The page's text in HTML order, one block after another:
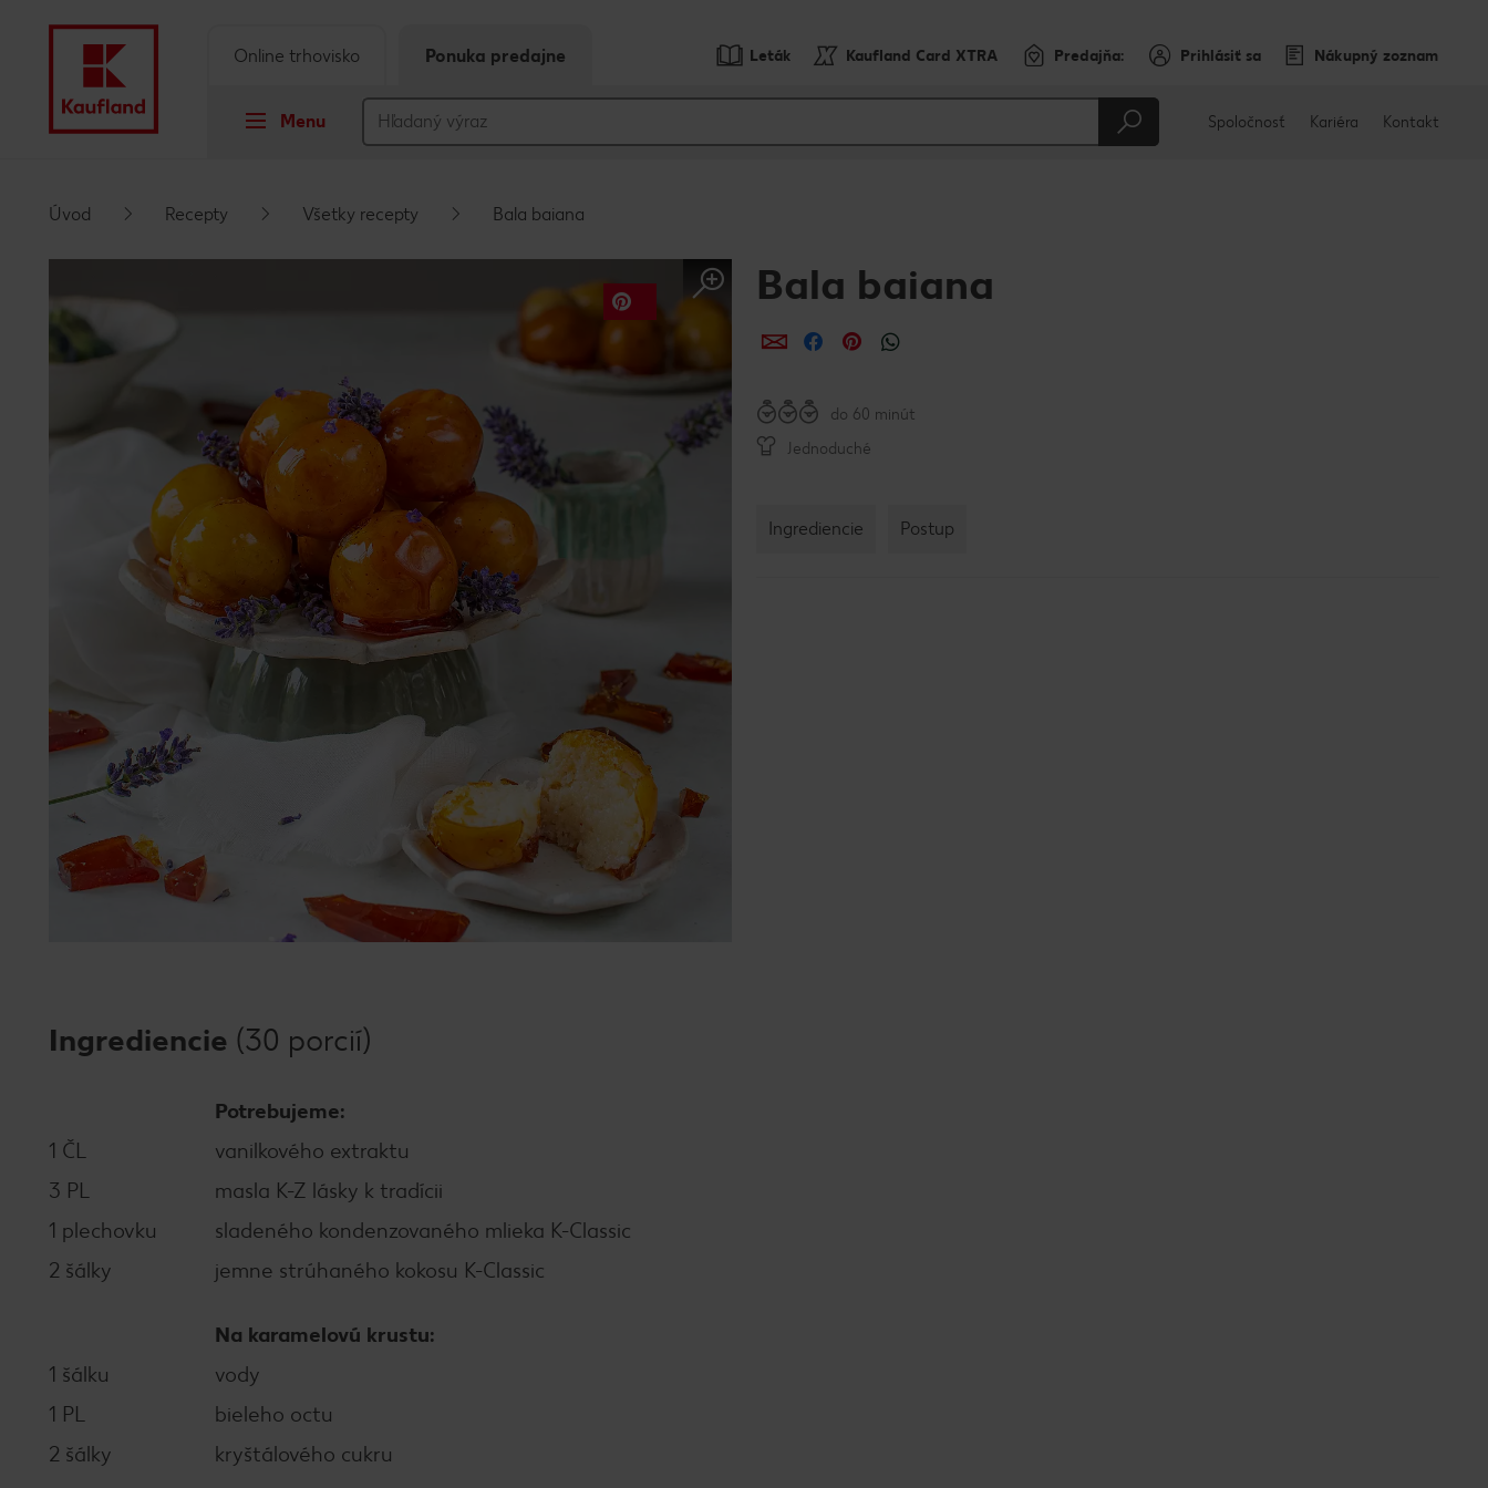
Päta
Vyskakovací bočný panel
Leták Kaufland Card XTRA Predajňa: Prihlásiť sa Nákupný zoznam
Menu
Online trhovisko Ponuka predajne
Spoločnosť Kariéra Kontakt
Úvod Recepty Všetky recepty Bala baiana
Bala baiana
ZdieľaťZdieľaťZdieľať
do 60 minút
Jednoduché
Ingrediencie Postup
Ingrediencie (30 porcií)
Potrebujeme:
1 ČL
vanilkového extraktu
3 PL
masla K-Z lásky k tradícii
1 plechovku
sladeného kondenzovaného mlieka K-Classic
2 šálky
jemne strúhaného kokosu K-Classic
Na karamelovú krustu:
1 šálku
vody
1 PL
bieleho octu
2 šálky
kryštálového cukru